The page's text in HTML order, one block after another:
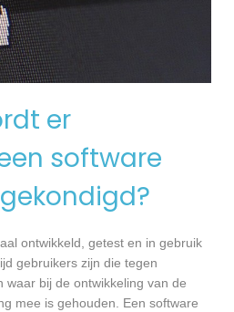
er
software
ontwikkeld, getest en in gebruik
gebruikers zijn die tegen
waar bij de ontwikkeling van de
mee is gehouden. Een software